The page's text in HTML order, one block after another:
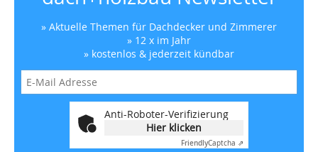
» Aktuelle Themen für Dachdecker und Zimmerer
» 12 x im Jahr
» kostenlos & jederzeit kündbar
Anti-Roboter-Verifizierung
Hier klicken
FriendlyCaptcha ⇗